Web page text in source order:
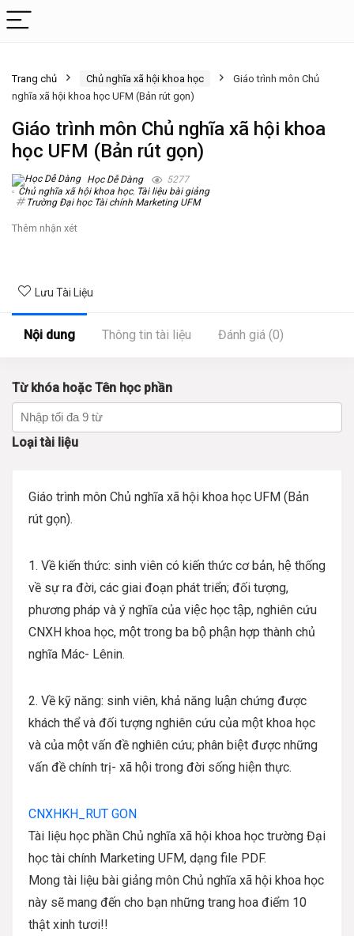
Trang chủ Chủ nghĩa xã hội khoa học
Giáo trình môn Chủ
nghĩa xã hội khoa học UFM (Bản rút gọn)
Giáo trình môn Chủ nghĩa xã hội khoa
học UFM (Bản rút gọn)
Học Dễ Dàng
5277
Chủ nghĩa xã hội khoa học, Tài liệu bài giảng
Trường Đại học Tài chính Marketing UFM
Thêm nhận xét
Lưu Tài Liệu
Nội dung Thông tin tài liệu Đánh giá (0)
Từ khóa hoặc Tên học phần
Loại tài liệu
Giáo trình môn Chủ nghĩa xã hội khoa học UFM (Bản
rút gọn).
1. Về kiến thức: sinh viên có kiến thức cơ bản, hệ thống
về sự ra đời, các giai đoạn phát triển; đối tượng,
phương pháp và ý nghĩa của việc học tập, nghiên cứu
CNXH khoa học, một trong ba bộ phận hợp thành chủ
nghĩa Mác- Lênin.
2. Về kỹ năng: sinh viên, khả năng luận chứng được
khách thể và đối tượng nghiên cứu của một khoa học
và của một vấn đề nghiên cứu; phân biệt được những
vấn đề chính trị- xã hội trong đời sống hiện thực.
CNXHKH_RUT GON
Tài liệu học phần Chủ nghĩa xã hội khoa học trường Đại
học tài chính Marketing UFM, dạng file PDF.
Mong tài liệu bài giảng môn Chủ nghĩa xã hội khoa học
này sẽ mang đến cho bạn những trang hoa điểm 10
thật xinh tươi!!